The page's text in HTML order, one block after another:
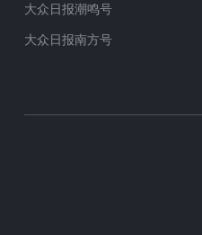
大众日报潮鸣号
大众日报南方号